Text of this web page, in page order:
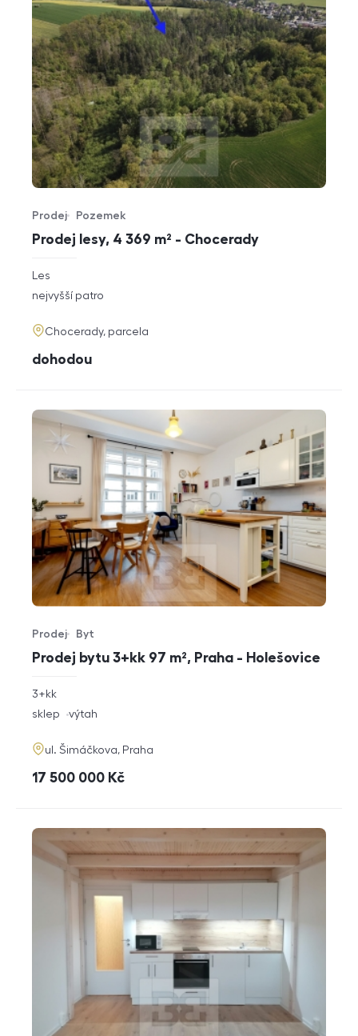
Prodej lesy, 4 369 m² - Chocerady
Typ nabídky
Prodej
Typ nemovitosti
Pozemek
rozměry
Les
funkce
nejvyšší patro
adresa
Chocerady, parcela
cena
dohodou
Prodej bytu 3+kk 97 m², Praha - Holešovice
Typ nabídky
Prodej
Typ nemovitosti
Byt
rozměry
dispozice
3+kk
funkce
sklep výtah
adresa
ul. Šimáčkova, Praha
cena
17 500 000 Kč